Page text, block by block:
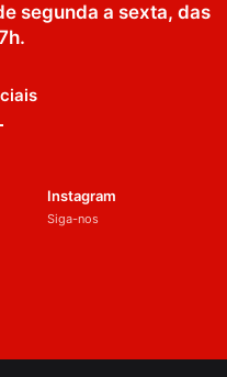
segunda a sexta, das
Instagram
Siga-nos